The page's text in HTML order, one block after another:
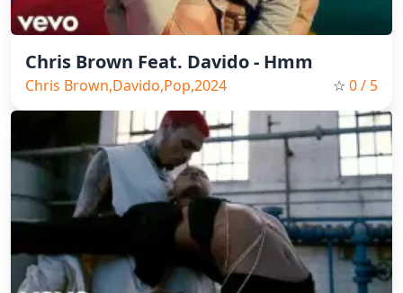
Chris Brown Feat. Davido - Hmm
Chris Brown,Davido,Pop,2024 ☆ 0/ 5